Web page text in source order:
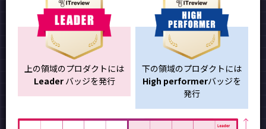
上の領域のプロダクトには
Leaderバッジを発行
下の領域のプロダクトには
High performerバッジを
発行